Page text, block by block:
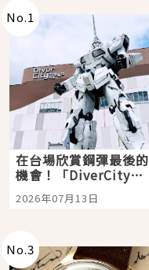
No.1
在台場欣賞鋼彈最後的
機會！「DiverCity
Tokyo Plaza」搭船、
購物、美食及夜景，一
2026年07月13日
No.3